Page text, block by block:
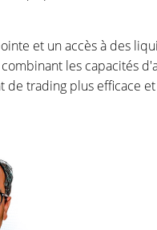
et un accès à des
les capacités
de trading plus efficace